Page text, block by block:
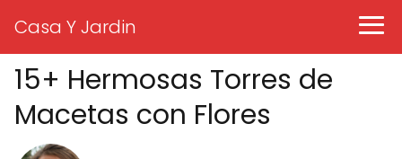
Casa Y Jardin
15+ Hermosas Torres de
Macetas con Flores